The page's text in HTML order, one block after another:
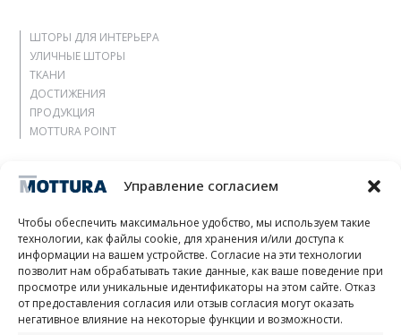
Управление согласием
Чтобы обеспечить максимальное удобство, мы используем такие
технологии, как файлы cookie, для хранения и/или доступа к
информации на вашем устройстве. Согласие на эти технологии
позволит нам обрабатывать такие данные, как ваше поведение при
просмотре или уникальные идентификаторы на этом сайте. Отказ
от предоставления согласия или отзыв согласия могут оказать
негативное влияние на некоторые функции и возможности.
ШТОРЫ ДЛЯ ИНТЕРЬЕРА
УЛИЧНЫЕ ШТОРЫ
ТКАНИ
ДОСТИЖЕНИЯ
ПРОДУКЦИЯ
MOTTURA POINT
Агентство
Позвольте себе вдохновиться
Контакты
Работать с нами
Зарезервированная зона
Сертификация
M2Net
Child Safety